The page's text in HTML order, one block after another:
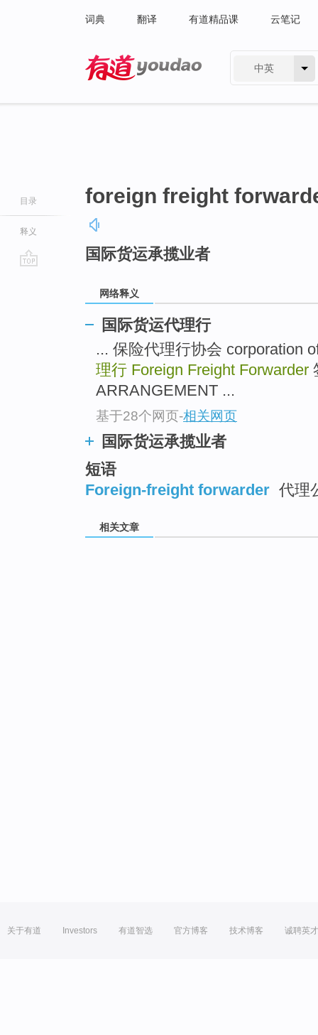
词典 翻译 有道精品课 云笔记
中英
目录
释义
foreign freight
国际货运承揽业者
网络释义
国际货运代理行
... 保险代理行协会 corporation
理行 Foreign Freight Forwarder
ARRANGEMENT ...
基于28个网页-相关网页
国际货运承揽业者
短语
Foreign-freight forwarder 代理
相关文章
关于有道 Investors 有道智选 官方博客 技术博客 诚聘英才